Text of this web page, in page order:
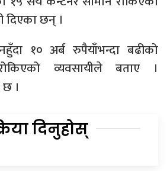
दिएका छन् ।
१० अर्ब रुपैयाँभन्दा बढीको
व्यवसायीले बताए ।
।
दिनुहोस्